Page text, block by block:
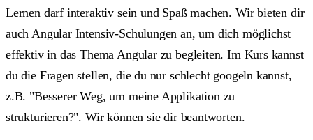
Lernen darf interaktiv sein und Spaß machen. Wir bieten dir
auch Angular Intensiv-Schulungen an, um dich möglichst
effektiv in das Thema Angular zu begleiten. Im Kurs kannst
du die Fragen stellen, die du nur schlecht googeln kannst,
z.B. "Besserer Weg, um meine Applikation zu
strukturieren?". Wir können sie dir beantworten.